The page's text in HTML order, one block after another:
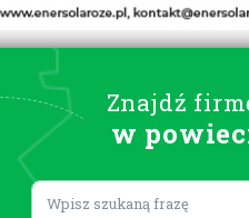
Znajdź
w
Lorem ipsum